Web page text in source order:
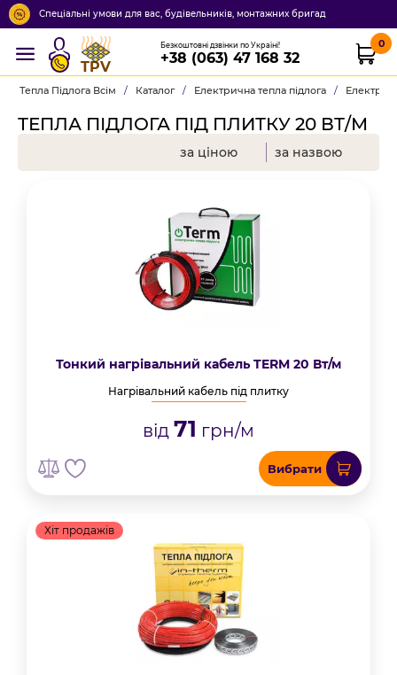
Спеціальні умови для вас, будівельників, монтажних бригад
TPV
Безкоштовні дзвінки по Україні!
+38 (063) 47 168 32
0
Тепла Підлога Всім / Каталог / Електрична тепла підлога /
ТЕПЛА ПІДЛОГА ПІД ПЛИТКУ 20 ВТ/М
за ціною за назвою
Тонкий нагрівальний кабель TERM 20 Вт/м
Нагрівальний кабель під плитку
від 71 грн/м
Вибрати
Хіт продажів